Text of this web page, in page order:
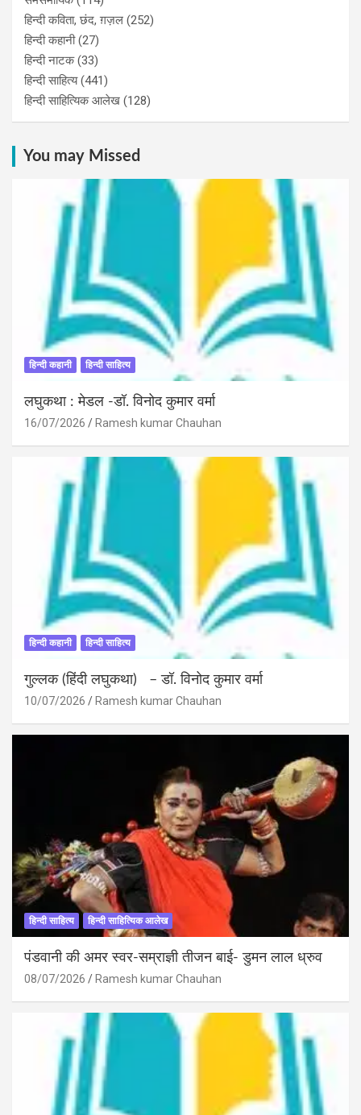
हिन्दी कविता, छंद, ग़ज़ल (252)
हिन्दी कहानी(27)
हिन्‍दी नाटक(33)
हिन्दी साहित्य(441)
हिन्दी साहित्यिक आलेख (128)
You may Missed
हिन्दी कहानी हिन्दी साहित्य
लघुकथा : मेडल -डॉ. विनोद कुमार वर्मा
16/07/2026 Ramesh kumar Chauhan
हिन्दी कहानी हिन्दी साहित्य
गुल्लक (हिंदी लघुकथा) – डॉ. विनोद कुमार वर्मा
10/07/2026 Ramesh kumar Chauhan
हिन्दी साहित्य हिन्दी साहित्यिक आलेख
पंडवानी की अमर स्वर-सम्राज्ञी तीजन बाई- डुमन लाल ध्रुव
08/07/2026 Ramesh kumar Chauhan